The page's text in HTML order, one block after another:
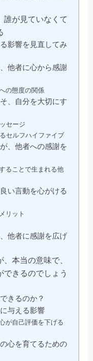
誰が見ていなくて
影響を見直してみ
他者に心から感謝
の態度の関係
、自分を大切にす
セージ
セルフハイファイブ
、他者への感謝を
ることで生まれる他
い言動を心がける
リット
他者に感謝を広げ
本当の意味で、
きるのでしょう
きるのか？
与える影響
が自己評価を下げる
心を育てるための